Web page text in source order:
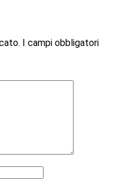
I campi obbligatori